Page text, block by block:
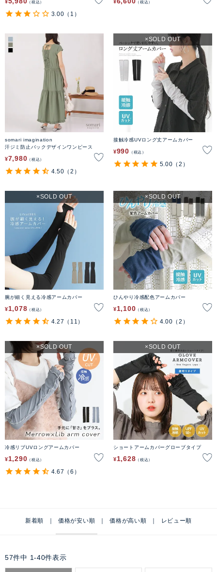
¥ 税込
3.00 （1）
¥ 税込
somari imagination
汗ジミ防止バックデザインワンピース
¥7,980 税込
4.50 （2）
接触冷感UVロング丈アームカバー
¥990 税込
SOLD OUT
5.00 （2）
腕が細く見える冷感アームカバー
¥1,078 税込
SOLD OUT
4.27 （11）
ひんやり冷感配色アームカバー
¥1,100 税込
SOLD OUT
4.00 （2）
冷感リブUVロングアームカバー
¥1,290 税込
SOLD OUT
4.67 （6）
ショートアームカバーグローブタイプ
¥1,628 税込
SOLD OUT
新着順 価格が安い順 価格が高い順 レビュー順
57件中 1-40件表示